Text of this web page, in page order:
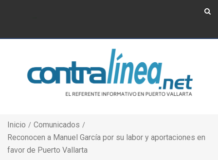
Inicio
Comunicados
Reconocen a Manuel García por su labor y aportaciones en
favor de Puerto Vallarta